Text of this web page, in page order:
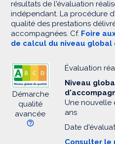
résultats de l'évaluation
indépendant. La procédure
qualité des prestations
accompagnées. Cf. Foire
de calcul du niveau global
Démarche
qualité
avancée
Évaluation
Niveau
Une nouvelle
ans
Date
Consulter le